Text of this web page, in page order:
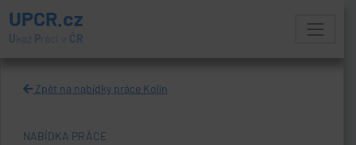
UPCR.cz
U kaž Práci v ČR
Zpět na nabídky práce Kolín
NABÍDKA PRÁCE